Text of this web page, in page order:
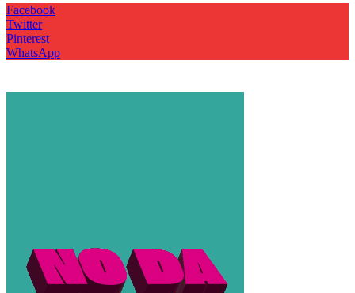
Facebook
Twitter
Pinterest
WhatsApp